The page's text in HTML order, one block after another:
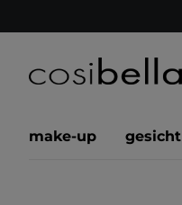
make-up gesicht